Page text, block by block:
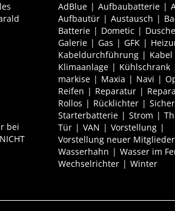
bei
AdBlue Aufbaubatterie
Aufbautür
Austausch
Batterie
Dometic Dusche
Galerie
Gas GFK
Kabeldurchführung
Klimaanlage
Kühlschrank
markise
Maxia Navi
Reifen
Reparatur
Rollos
Rücklichter
Starterbatterie
Strom
Tür
VAN
Vorstellung
Vorstellung neuer Mitglieder
Wasserhahn
Wasser im
Wechselrichter
Winter